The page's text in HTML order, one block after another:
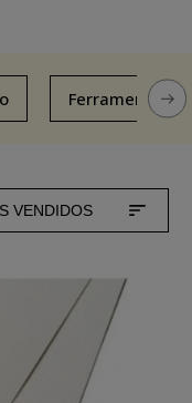
Ferramentas
VENDIDOS